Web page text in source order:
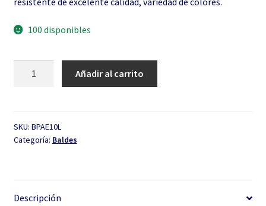
100 disponibles
litros
cantidad
Añadir al carrito
SKU: BPAE10L
Categoría: Baldes
Descripción